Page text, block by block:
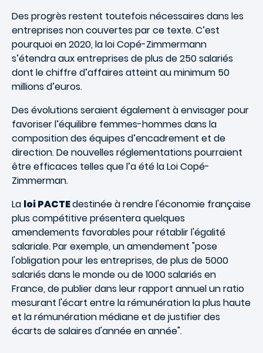
Des progrès restent toutefois nécessaires dans les
entreprises non couvertes par ce texte. C’est
pourquoi en 2020, la loi Copé-Zimmermann
s’étendra aux entreprises de plus de 250 salariés
dont le chiffre d’affaires atteint au minimum 50
millions d’euros.
Des évolutions seraient également à envisager pour
favoriser l’équilibre femmes-hommes dans la
composition des équipes d’encadrement et de
direction. De nouvelles réglementations pourraient
être efficaces telles que l’a été la Loi Copé-
Zimmerman.
La loi PACTEdestinée à rendre l'économie française
plus compétitive présentera quelques
amendements favorables pour rétablir l'égalité
salariale. Par exemple, un amendement "pose
l'obligation pour les entreprises, de plus de 5000
salariés dans le monde ou de 1000 salariés en
France, de publier dans leur rapport annuel un ratio
mesurant l'écart entre la rémunération la plus haute
et la rémunération médiane et de justifier des
écarts de salaires d'année en année".